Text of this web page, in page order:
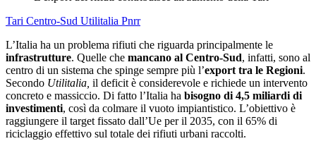
Tari Centro-Sud Utilitalia Pnrr
L’Italia ha un problema rifiuti che riguarda principalmente le
infrastrutture. Quelle che mancano al Centro-Sud, infatti, sono al
centro di un sistema che spinge sempre più l’export tra le Regioni.
Secondo Utilitalia, il deficit è considerevole e richiede un intervento
concreto e massiccio. Di fatto l’Italia ha bisogno di 4,5 miliardi di
investimenti, così da colmare il vuoto impiantistico. L’obiettivo è
raggiungere il target fissato dall’Ue per il 2035, con il 65% di
riciclaggio effettivo sul totale dei rifiuti urbani raccolti.